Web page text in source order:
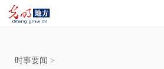
时事要闻 >